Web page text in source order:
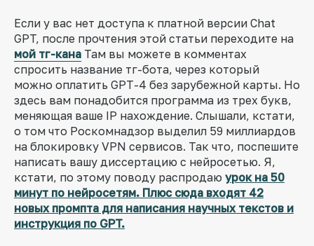
Если у вас нет доступа к платной версии Chat
GPT, после прочтения этой статьи переходите на
мой тг-кана Там вы можете в комментах
спросить название тг-бота, через который
можно оплатить GPT-4 без зарубежной карты. Но
здесь вам понадобится программа из трех букв,
меняющая ваше IP нахождение. Слышали, кстати,
о том что Роскомнадзор выделил 59 миллиардов
на блокировку VPN сервисов. Так что, поспешите
написать вашу диссертацию с нейросетью. Я,
кстати, по этому поводу распродаю урок на 50
минут по нейросетям. Плюс сюда входят 42
новых промпта для написания научных текстов и
инструкция по GPT.